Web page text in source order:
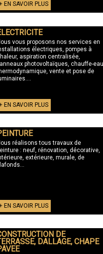
EN SAVOIR PLUS
vous proposons nos services en
électriques, pompes à
aspiration centralisée,
photovoltaïques, chauffe-eau
vente et pose de
EN SAVOIR PLUS
réalisons tous travaux de
: neuf, rénovation, décorative,
extérieure, murale, de
EN SAVOIR PLUS
DE
DALLAGE, CHAPE